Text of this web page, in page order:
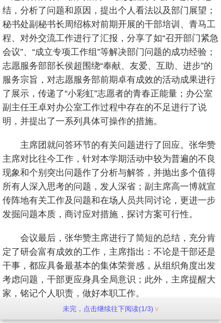
结，分析了问题和原因，提出个人看法以及部门展望；
秘书处副秘书长周绍栋对前期开展的干部培训、青马工
程、对外交流工作进行了汇报，分享了如“召开部门紧急
会议”、“成立专项工作组”等解决部门问题的成功经验；
志愿服务部部长侯超围绕“奉献、友爱、互助、进步”的
服务宗旨，对志愿服务部前期卓有成效的活动成果进行
了展示，传递了“小彩虹”志愿者的青春正能量；办公室
副主任王卓对办公室工作过程中存在的不足进行了说
明，并提出了一系列具体可操作的措施。
主席团就问答环节的有关问题进行了回应。张华赞
主席对比往今工作，针对本学期活动中较为普遍的不良
现象和个别突出问题作了分析与解答，并抛出多个值得
所有人深入思考的问题，发人深省；副主席高一博就宣
传阵地有关工作及问题和在场人员共同讨论，更进一步
发掘问题本质，商讨应对措施，探讨方案可行性。
会议最后，张华赞主席进行了简短的总结，充分肯
定了研会富有成效的工作，主席指出：不论是干部还是
干事，都应具备最基本的集体荣誉感，从组织角度出发
考虑问题，干部更应身具全局意识；此外，主席提醒大
家，铭记个人职责，做好本职工作。
本次会议对长安大学研究生会过去一学期所做的工
未完，点击继续往下阅读(1/3)